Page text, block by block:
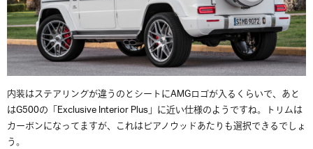
内装はステアリングが違うのとシートにAMGロゴが入るくらいで、あと
はG500の「Exclusive Interior Plus」に近い仕様のようですね。トリムは
カーボンになってますが、これはピアノウッドあたりも選択できるでしょ
う。